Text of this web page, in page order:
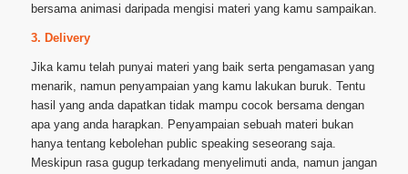
bersama animasi daripada mengisi materi yang kamu sampaikan.
3. Delivery
Jika kamu telah punyai materi yang baik serta pengamasan yang
menarik, namun penyampaian yang kamu lakukan buruk. Tentu
hasil yang anda dapatkan tidak mampu cocok bersama dengan
apa yang anda harapkan. Penyampaian sebuah materi bukan
hanya tentang kebolehan public speaking seseorang saja.
Meskipun rasa gugup terkadang menyelimuti anda, namun jangan